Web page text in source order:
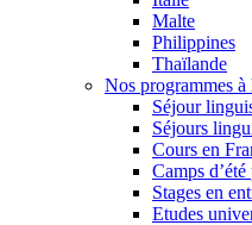
Malte
Philippines
Thaïlande
Nos programmes à
Séjour
Séjours
Cours en
Camps
Stages en
Etudes